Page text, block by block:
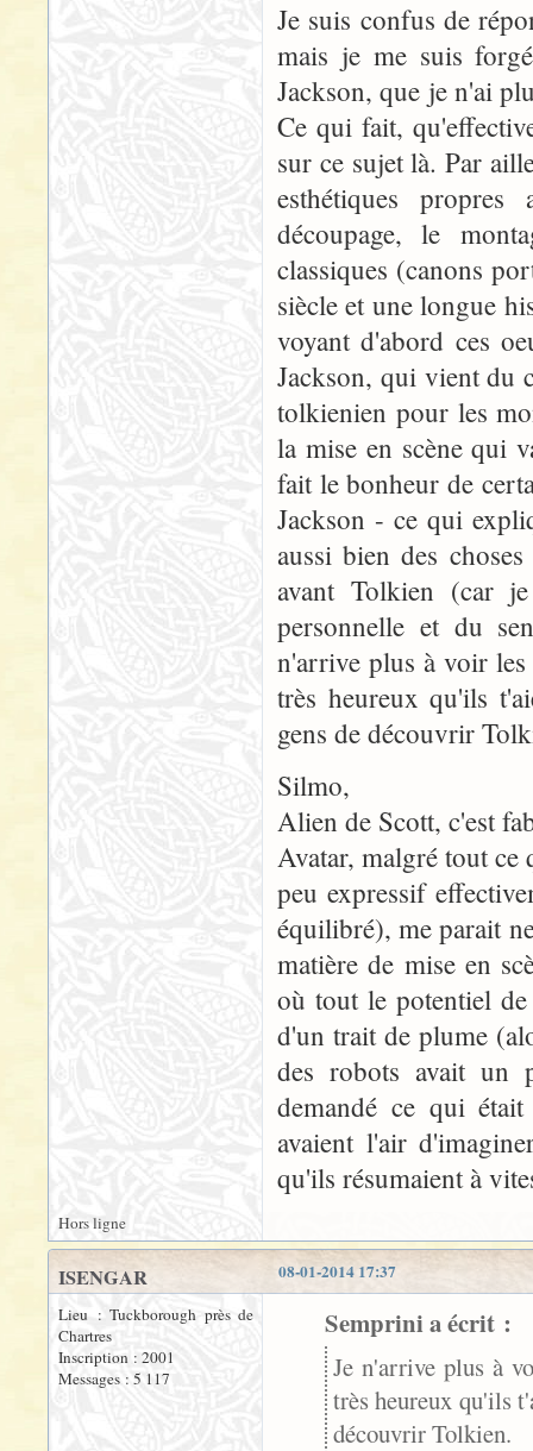
Je suis confus de
mais je me suis
Jackson, que je n'ai
Ce qui fait,
sur ce sujet là. Par
esthétiques
découpage, le
classiques (canons
siècle et une longue
voyant d'abord ces
Jackson, qui vient du
tolkienien pour les
la mise en scène qui
fait le bonheur de
Jackson - ce qui
aussi bien des
avant Tolkien (car
personnelle et du
n'arrive plus à voir
très heureux qu'ils
gens de découvrir
Silmo,
Alien de Scott, c'est
Avatar, malgré tout
peu expressif
équilibré), me parait
matière de mise en
où tout le potentiel
d'un trait de plume
des robots avait un
demandé ce qui
avaient l'air
qu'ils résumaient à
Hors ligne
08-01-2014 17:37
ISENGAR
Lieu : Tuckborough près de
Chartres
Inscription : 2001
Messages : 5 117
Semprini a écrit :
Je n'arrive plus à
très heureux qu'ils
découvrir Tolkien.